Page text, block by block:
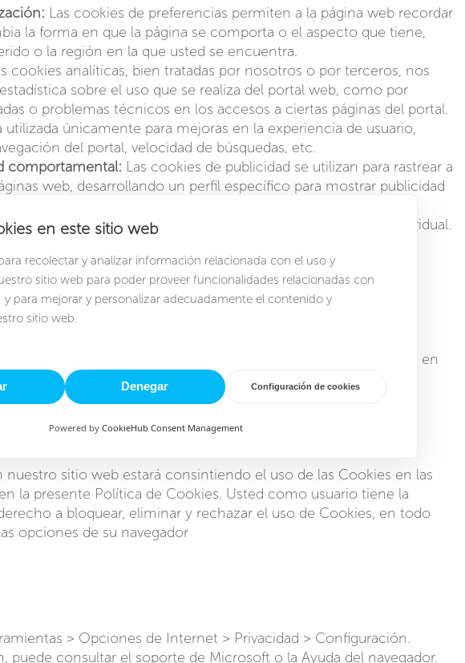
en este sitio web
recolectar y analizar información relacionada con el uso y
sitio web para poder proveer funcionalidades relacionadas con
y para mejorar y personalizar adecuadamente el contenido y
sitio web.
Denegar Configuración de cookies
Powered by CookieHub Consent Management
Las cookies de preferencias permiten a la página web recordar
la forma en que la página se comporta o el aspecto que tiene,
o la región en la que usted se encuentra.
cookies analíticas, bien tratadas por nosotros o por terceros, nos
sobre el uso que se realiza del portal web, como por
o problemas técnicos en los accesos a ciertas páginas del portal.
utilizada únicamente para mejoras en la experiencia de usuario,
del portal, velocidad de búsquedas, etc.
comportamental: Las cookies de publicidad se utilizan para rastrear a
web, desarrollando un perfil específico para mostrar publicidad
Permiten así la gestión, de la forma más eficaz posible, de los
mostrando anuncios relevantes y atractivos para el usuario individual.
permanecen activadas en el equipo terminal del usuario
un tipo de cookies diseñadas para recabar y almacenar datos
a una página web.
Son un tipo de cookies en el que los datos siguen almacenados en
accedidos y tratados durante un periodo definido por el
y que puede ir de unos minutos a varios años.
cookies?
nuestro sitio web estará consintiendo el uso de las Cookies en las
la presente Política de Cookies. Usted como usuario tiene la
a bloquear, eliminar y rechazar el uso de Cookies, en todo
opciones de su navegador
> Opciones de Internet > Privacidad > Configuración.
puede consultar el soporte de Microsoft o la Ayuda del navegador.